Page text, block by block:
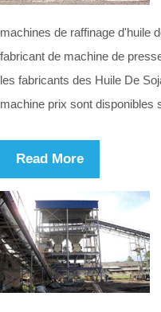
machines de raffinage d'huile
fabricant de machine de
les fabricants des Huile De
machine prix sont disponibles
Read More